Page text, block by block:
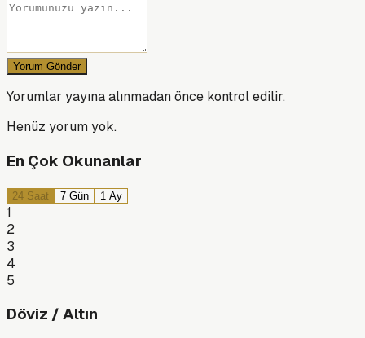
Yorum Gönder
Yorumlar yayına alınmadan önce kontrol edilir.
Henüz yorum yok.
En Çok Okunanlar
24 Saat 7 Gün 1 Ay
1
2
3
4
5
Döviz / Altın